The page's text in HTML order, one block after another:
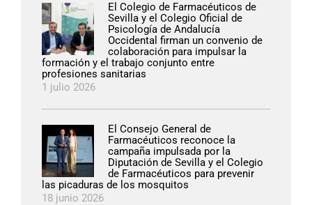
El Colegio de Farmacéuticos de
Sevilla y el Colegio Oficial de
Psicología de Andalucía
Occidental firman un convenio de
colaboración para impulsar la
formación y el trabajo conjunto entre
profesiones sanitarias
1 julio 2026
El Consejo General de
Farmacéuticos reconoce la
campaña impulsada por la
Diputación de Sevilla y el Colegio
de Farmacéuticos para prevenir
las picaduras de los mosquitos
18 junio 2026